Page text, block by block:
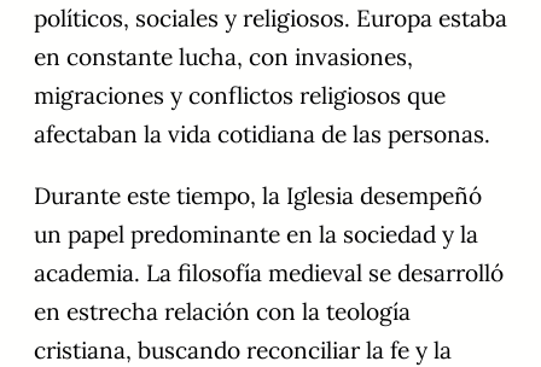
políticos, sociales y religiosos. Europa estaba
en constante lucha, con invasiones,
migraciones y conflictos religiosos que
afectaban la vida cotidiana de las personas.
Durante este tiempo, la Iglesia desempeñó
un papel predominante en la sociedad y la
academia. La filosofía medieval se desarrolló
en estrecha relación con la teología
cristiana, buscando reconciliar la fe y la